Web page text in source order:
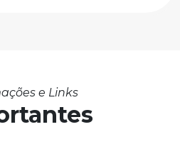
e Links